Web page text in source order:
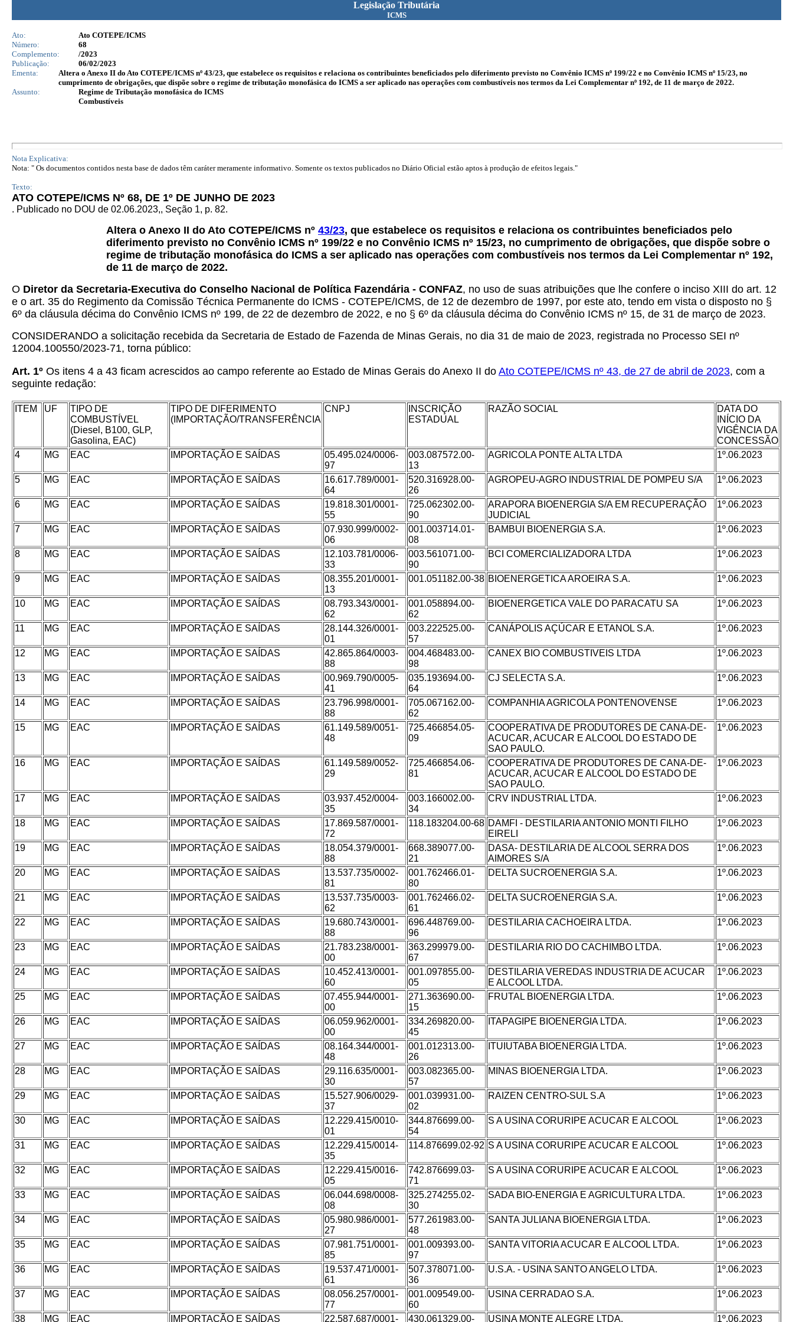
Legislação Tributária
ICMS
Ato:
Ato COTEPE/ICMS
Número:
68
Complemento:
/2023
Publicação:
06/02/2023
Ementa:
Altera o Anexo II do Ato COTEPE/ICMS nº 43/23, que estabelece os requisitos e relaciona os contribuintes beneficiados pelo diferimento previsto no Convênio ICMS nº 199/22 e no Convênio ICMS nº 15/23, no
cumprimento de obrigações, que dispõe sobre o regime de tributação monofásica do ICMS a ser aplicado nas operações com combustíveis nos termos da Lei Complementar nº 192, de 11 de março de 2022.
Assunto:
Regime de Tributação monofásica do ICMS
Combustíveis
Nota Explicativa:
Nota: " Os documentos contidos nesta base de dados têm caráter meramente informativo. Somente os textos publicados no Diário Oficial estão aptos à produção de efeitos legais."
Texto:
ATO COTEPE/ICMS Nº 68, DE 1º DE JUNHO DE 2023
. Publicado no DOU de 02.06.2023,, Seção 1, p. 82.
Altera o Anexo II do Ato COTEPE/ICMS nº 43/23, que estabelece os requisitos e relaciona os contribuintes beneficiados pelo
diferimento previsto no Convênio ICMS nº 199/22 e no Convênio ICMS nº 15/23, no cumprimento de obrigações, que dispõe sobre o
regime de tributação monofásica do ICMS a ser aplicado nas operações com combustíveis nos termos da Lei Complementar nº 192,
de 11 de março de 2022.
O Diretor da Secretaria-Executiva do Conselho Nacional de Política Fazendária - CONFAZ, no uso de suas atribuições que lhe confere o inciso XIII do art. 12
e o art. 35 do Regimento da Comissão Técnica Permanente do ICMS - COTEPE/ICMS, de 12 de dezembro de 1997, por este ato, tendo em vista o disposto no §
6º da cláusula décima do Convênio ICMS nº 199, de 22 de dezembro de 2022, e no § 6º da cláusula décima do Convênio ICMS nº 15, de 31 de março de 2023.
CONSIDERANDO a solicitação recebida da Secretaria de Estado de Fazenda de Minas Gerais, no dia 31 de maio de 2023, registrada no Processo SEI nº
12004.100550/2023-71, torna público:
Art. 1º Os itens 4 a 43 ficam acrescidos ao campo referente ao Estado de Minas Gerais do Anexo II do Ato COTEPE/ICMS nº 43, de 27 de abril de 2023, com a
seguinte redação:
ITEM UF
TIPO DE
COMBUSTÍVEL
(Diesel, B100, GLP,
Gasolina, EAC)
TIPO DE DIFERIMENTO
(IMPORTAÇÃO/TRANSFERÊNCIA
CNPJ
INSCRIÇÃO
ESTADUAL
RAZÃO SOCIAL
DATA DO
INÍCIO DA
VIGÊNCIA DA
CONCESSÃO
4
MG EAC IMPORTAÇÃO E SAÍDAS
05.495.024/0006-
97
003.087572.00-
13
AGRICOLA PONTE ALTA LTDA 1º.06.2023
5 MG EAC IMPORTAÇÃO E SAÍDAS
16.617.789/0001-
64
520.316928.00-
26
AGROPEU-AGRO INDUSTRIAL DE POMPEU S/A 1º.06.2023
6 MG EAC IMPORTAÇÃO E SAÍDAS
19.818.301/0001-
55
725.062302.00-
90
ARAPORA BIOENERGIA S/A EM RECUPERAÇÃO
JUDICIAL
1º.06.2023
7 MG EAC IMPORTAÇÃO E SAÍDAS
07.930.999/0002-
06
001.003714.01-
08
BAMBUI BIOENERGIA S.A. 1º.06.2023
8 MG EAC IMPORTAÇÃO E SAÍDAS
12.103.781/0006-
33
003.561071.00-
90
BCI COMERCIALIZADORA LTDA 1º.06.2023
9 MG EAC IMPORTAÇÃO E SAÍDAS
08.355.201/0001-
13
001.051182.00-38 BIOENERGETICA AROEIRA S.A. 1º.06.2023
10 MG EAC IMPORTAÇÃO E SAÍDAS
08.793.343/0001-
62
001.058894.00-
62
BIOENERGETICA VALE DO PARACATU SA 1º.06.2023
11 MG EAC IMPORTAÇÃO E SAÍDAS
28.144.326/0001-
01
003.222525.00-
57
CANÁPOLIS AÇÚCAR E ETANOL S.A. 1º.06.2023
12 MG EAC IMPORTAÇÃO E SAÍDAS
42.865.864/0003-
88
004.468483.00-
98
CANEX BIO COMBUSTIVEIS LTDA 1º.06.2023
13 MG EAC IMPORTAÇÃO E SAÍDAS
00.969.790/0005-
41
035.193694.00-
64
CJ SELECTA S.A. 1º.06.2023
14 MG EAC IMPORTAÇÃO E SAÍDAS
23.796.998/0001-
88
705.067162.00-
62
COMPANHIA AGRICOLA PONTENOVENSE 1º.06.2023
15 MG EAC IMPORTAÇÃO E SAÍDAS
61.149.589/0051-
48
725.466854.05-
09
COOPERATIVA DE PRODUTORES DE CANA-DE-
ACUCAR, ACUCAR E ALCOOL DO ESTADO DE
SAO PAULO.
1º.06.2023
16 MG EAC IMPORTAÇÃO E SAÍDAS
61.149.589/0052-
29
725.466854.06-
81
COOPERATIVA DE PRODUTORES DE CANA-DE-
ACUCAR, ACUCAR E ALCOOL DO ESTADO DE
SAO PAULO.
1º.06.2023
17 MG EAC IMPORTAÇÃO E SAÍDAS
03.937.452/0004-
35
003.166002.00-
34
CRV INDUSTRIAL LTDA. 1º.06.2023
18 MG EAC IMPORTAÇÃO E SAÍDAS
17.869.587/0001-
72
118.183204.00-68 DAMFI - DESTILARIA ANTONIO MONTI FILHO
EIRELI
1º.06.2023
19 MG EAC IMPORTAÇÃO E SAÍDAS
18.054.379/0001-
88
668.389077.00-
21
DASA- DESTILARIA DE ALCOOL SERRA DOS
AIMORES S/A
1º.06.2023
20 MG EAC IMPORTAÇÃO E SAÍDAS
13.537.735/0002-
81
001.762466.01-
80
DELTA SUCROENERGIA S.A. 1º.06.2023
21 MG EAC IMPORTAÇÃO E SAÍDAS
13.537.735/0003-
62
001.762466.02-
61
DELTA SUCROENERGIA S.A. 1º.06.2023
22 MG EAC IMPORTAÇÃO E SAÍDAS
19.680.743/0001-
88
696.448769.00-
96
DESTILARIA CACHOEIRA LTDA. 1º.06.2023
23 MG EAC IMPORTAÇÃO E SAÍDAS
21.783.238/0001-
00
363.299979.00-
67
DESTILARIA RIO DO CACHIMBO LTDA. 1º.06.2023
24 MG EAC IMPORTAÇÃO E SAÍDAS
10.452.413/0001-
60
001.097855.00-
05
DESTILARIA VEREDAS INDUSTRIA DE ACUCAR
E ALCOOL LTDA.
1º.06.2023
25 MG EAC IMPORTAÇÃO E SAÍDAS
07.455.944/0001-
00
271.363690.00-
15
FRUTAL BIOENERGIA LTDA. 1º.06.2023
26 MG EAC IMPORTAÇÃO E SAÍDAS
06.059.962/0001-
00
334.269820.00-
45
ITAPAGIPE BIOENERGIA LTDA. 1º.06.2023
27 MG EAC IMPORTAÇÃO E SAÍDAS
08.164.344/0001-
48
001.012313.00-
26
ITUIUTABA BIOENERGIA LTDA. 1º.06.2023
28 MG EAC IMPORTAÇÃO E SAÍDAS
29.116.635/0001-
30
003.082365.00-
57
MINAS BIOENERGIA LTDA. 1º.06.2023
29 MG EAC IMPORTAÇÃO E SAÍDAS
15.527.906/0029-
37
001.039931.00-
02
RAIZEN CENTRO-SUL S.A 1º.06.2023
30 MG EAC IMPORTAÇÃO E SAÍDAS
12.229.415/0010-
01
344.876699.00-
54
S A USINA CORURIPE ACUCAR E ALCOOL 1º.06.2023
31 MG EAC IMPORTAÇÃO E SAÍDAS
12.229.415/0014-
35
114.876699.02-92 S A USINA CORURIPE ACUCAR E ALCOOL 1º.06.2023
32 MG EAC IMPORTAÇÃO E SAÍDAS
12.229.415/0016-
05
742.876699.03-
71
S A USINA CORURIPE ACUCAR E ALCOOL 1º.06.2023
33 MG EAC IMPORTAÇÃO E SAÍDAS
06.044.698/0008-
08
325.274255.02-
30
SADA BIO-ENERGIA E AGRICULTURA LTDA. 1º.06.2023
34 MG EAC IMPORTAÇÃO E SAÍDAS
05.980.986/0001-
27
577.261983.00-
48
SANTA JULIANA BIOENERGIA LTDA. 1º.06.2023
35 MG EAC IMPORTAÇÃO E SAÍDAS
07.981.751/0001-
85
001.009393.00-
97
SANTA VITORIA ACUCAR E ALCOOL LTDA. 1º.06.2023
36 MG EAC IMPORTAÇÃO E SAÍDAS
19.537.471/0001-
61
507.378071.00-
36
U.S.A. - USINA SANTO ANGELO LTDA. 1º.06.2023
37 MG EAC IMPORTAÇÃO E SAÍDAS
08.056.257/0001-
77
001.009549.00-
60
USINA CERRADAO S.A. 1º.06.2023
38 MG EAC IMPORTAÇÃO E SAÍDAS 22.587.687/0001- 430.061329.00- USINA MONTE ALEGRE LTDA. 1º.06.2023